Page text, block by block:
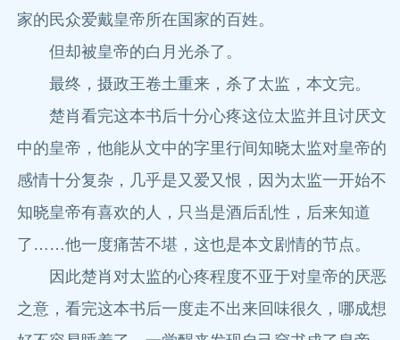
家的民众爱戴皇帝所在国家的百姓。
但却被皇帝的白月光杀了。
最终，摄政王卷土重来，杀了太监，本文完。
楚肖看完这本书后十分心疼这位太监并且讨厌文
中的皇帝，他能从文中的字里行间知晓太监对皇帝的
感情十分复杂，几乎是又爱又恨，因为太监一开始不
知晓皇帝有喜欢的人，只当是酒后乱性，后来知道
了……他一度痛苦不堪，这也是本文剧情的节点。
因此楚肖对太监的心疼程度不亚于对皇帝的厌恶
之意，看完这本书后一度走不出来回味很久，哪成想